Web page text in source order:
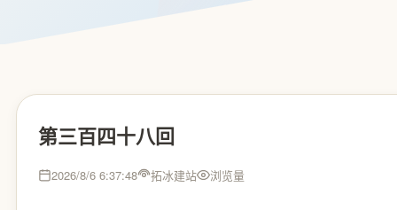
第三百四十八回
2026/8/6 6:37:48 拓冰建站 浏览量